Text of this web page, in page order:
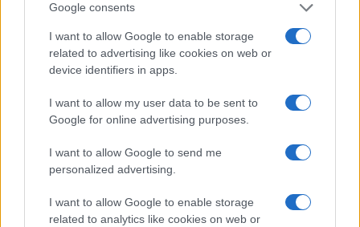
Google consents
I want to allow Google to enable storage
related to advertising like cookies on web or
device identifiers in apps.
I want to allow my user data to be sent to
Google for online advertising purposes.
I want to allow Google to send me
personalized advertising.
I want to allow Google to enable storage
related to analytics like cookies on web or
Nom
Kinza Babylon Staked BTC $83,270.00
Stride Staked Injective